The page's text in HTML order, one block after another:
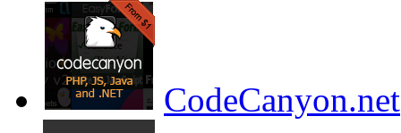
CodeCanyon.net